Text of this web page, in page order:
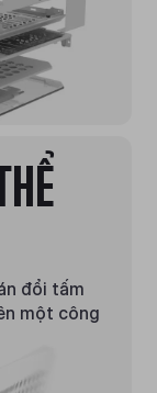
đổi tấm
một công